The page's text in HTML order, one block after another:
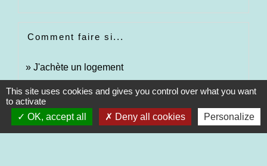
Comment faire si...
J'achète un logement
This site uses cookies and gives you control over what you want
to activate
OK, accept all
Deny all cookies Personalize